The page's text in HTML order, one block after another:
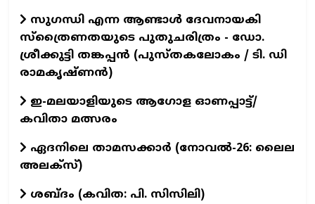
സുഗന്ധി എന്ന ആണ്ടാള്‍ ദേവനായകി
സ്ത്രൈണതയുടെ പുതുചരിത്രം - ഡോ.
ശ്രീക്കുട്ടി തങ്കപ്പന്‍ (പുസ്തകലോകം / ടി. ഡി
രാമകൃഷ്ണന്‍)
ഇ-മലയാളിയുടെ ആഗോള ഓണപ്പാട്ട്/
കവിതാ മത്സരം
ഏദനിലെ താമസക്കാർ (നോവല്‍-26: ലൈല
അലക്‌സ്)
ശബ്ദം (കവിത: പി. സിസിലി)